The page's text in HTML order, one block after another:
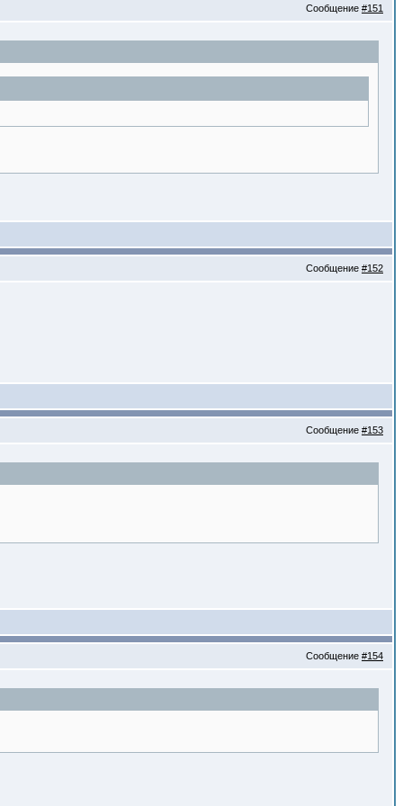
Сообщение #151
Сообщение #152
Сообщение #153
Сообщение #154